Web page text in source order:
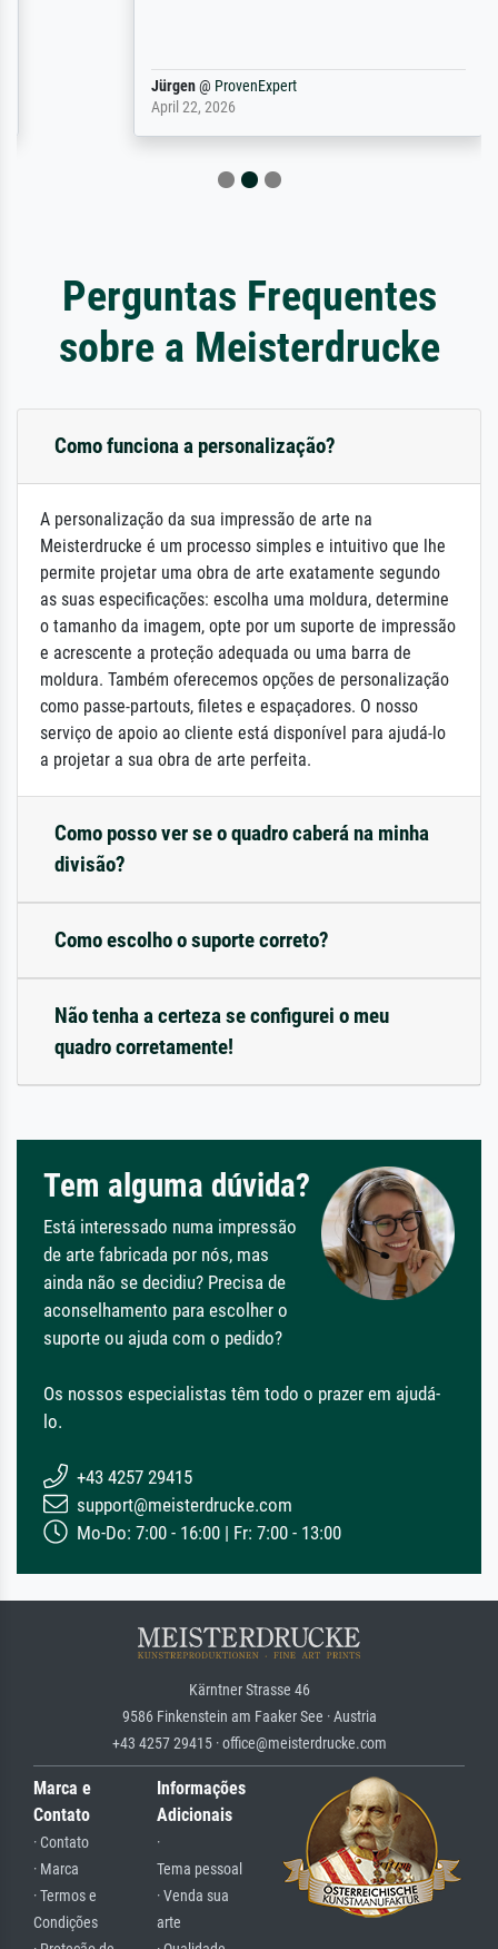
@ProvenExpert
April 22, 2026
Perguntas Frequentes
sobre a Meisterdrucke
Como funciona a personalização?
A personalização da sua impressão de arte na
Meisterdrucke é um processo simples e intuitivo que lhe
permite projetar uma obra de arte exatamente segundo
as suas especificações: escolha uma moldura, determine
o tamanho da imagem, opte por um suporte de impressão
e acrescente a proteção adequada ou uma barra de
moldura. Também oferecemos opções de personalização
como passe-partouts, filetes e espaçadores. O nosso
serviço de apoio ao cliente está disponível para ajudá-lo
a projetar a sua obra de arte perfeita.
Como posso ver se o quadro caberá na minha
divisão?
Como escolho o suporte correto?
Não tenha a certeza se configurei o meu
quadro corretamente!
Tem alguma dúvida?
Está interessado numa impressão
de arte fabricada por nós, mas
ainda não se decidiu? Precisa de
aconselhamento para escolher o
suporte ou ajuda com o pedido?
Os nossos especialistas têm todo o prazer em ajudá-
lo.
+43 4257 29415
support@meisterdrucke.com
Mo-Do: 7:00 - 16:00 | Fr: 7:00 - 13:00
Kärntner Strasse 46
9586 Finkenstein am Faaker See · Austria
+43 4257 29415 · office@meisterdrucke.com
Marca e
Contato
· Contato
· Marca
· Termos e
Condições
Informações
Adicionais
·
Tema pessoal
· Venda sua
arte